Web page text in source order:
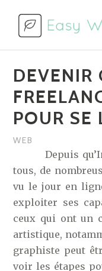
contenu
DEVENIR
POUR SE
WEB
Depuis
tous, de
vu le jour en
exploiter ses
ceux qui ont un
artistique,
graphiste peut
voir les étapes